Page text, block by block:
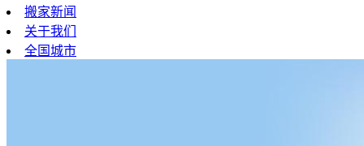
搬家新闻
关于我们
全国城市